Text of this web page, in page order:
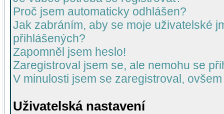
Proč jsem automaticky odhlášen?
Jak zabráním, aby se moje uživatelské
přihlášených?
Zapomněl jsem heslo!
Zaregistroval jsem se, ale nemohu se
V minulosti jsem se zaregistroval,
Uživatelská nastavení